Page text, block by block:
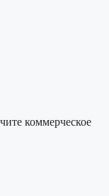
коммерческое